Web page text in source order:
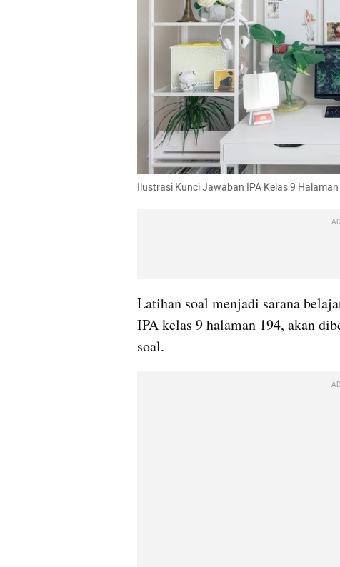
Ilustrasi Kunci Jawaban IPA Kelas 9
Latihan soal menjadi sarana
IPA kelas 9 halaman 194, akan
soal.